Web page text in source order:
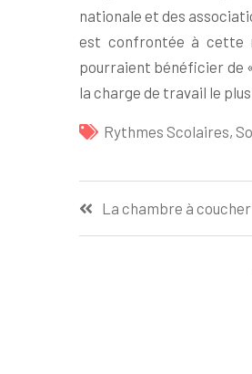
nationale et des
est confrontée à cette
pourraient bénéficier de
la charge de travail le
Rythmes Scolaires,
Navigation
de
La chambre à coucher